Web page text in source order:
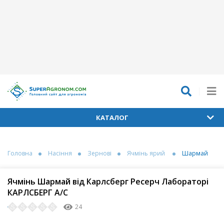
КАТАЛОГ
Головна Насіння Зернові Ячмінь ярий Шармай
Ячмінь Шармай від Карлсберг Ресерч Лабораторі
КАРЛСБЕРГ А/С
24